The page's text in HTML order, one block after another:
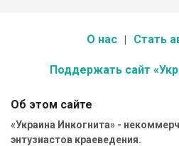
О нас Стать
Поддержать сайт
Об этом сайте
«Украина Инкогнита» -
энтузиастов краеведения.